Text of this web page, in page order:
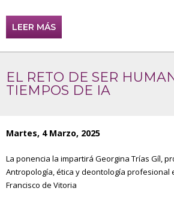
LEER MÁS
EL RETO DE SER
TIEMPOS DE IA
Martes, 4 Marzo, 2025
La ponencia la impartirá Georgina Trías Gíl,
Antropología, ética y deontología profesional
Francisco de Vitoria